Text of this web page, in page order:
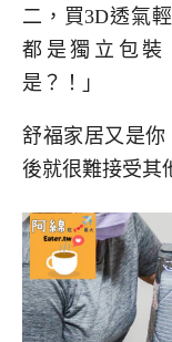
二，買3D透氣
都是獨立包裝
是？！」
舒福家居又是
後就很難接受其